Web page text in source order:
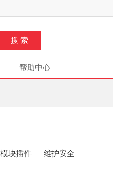
帮助中心
模块插件 维护安全